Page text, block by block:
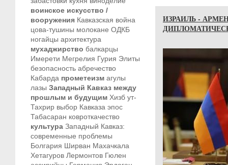
воинское искусство /
вооружения Кавказская война
цова-тушины молокане ОДКБ
ногайцы архитектура
мухаджирство балкарцы
Имерети Мегрелия Гурия Элиты
безопасность абречество
Кабарда прометеизм агулы
лазы Западный Кавказ между
прошлым и будущим Хизб ут-
Тахрир выбор Кавказа эпос
Табасаран ковроткачество
культура Западный Кавказ:
современные проблемы
Болгария Ширван Махачкала
Хетагуров Лермонтов Гюлен
ИЗРАИЛЬ -